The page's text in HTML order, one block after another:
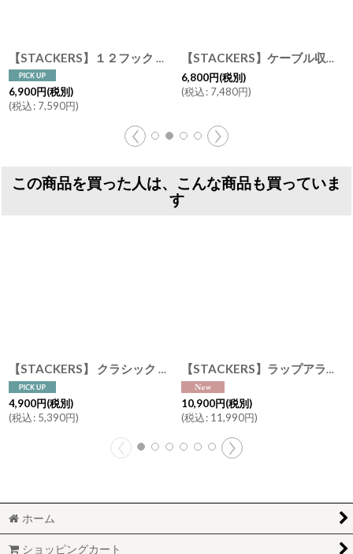
【STACKERS】１２フック ジュエリースタンド 12 Hook Jewellery Stand スタッカーズ
6,900円(税別)
(税込: 7,590円)
【STACKERS】ケーブル収納バッグ Cable Tidy ペブルブラック Pebble Black メンズ スタッカーズ イギリス ロンドン
6,800円(税別)
(税込: 7,480円)
この商品を買った人は、こんな商品も買っていま
す
【STACKERS】 クラシック ジュエリーボックス 3sec ブラック Black スタッカーズ ロンドン イギリス
4,900円(税別)
(税込: 5,390円)
【STACKERS】ラップアラウンド メイクアップ バッグ Wrap Around Makeup Bag トープ グレージュ Taupe スタッカーズ イギリス ロンドン
10,900円(税別)
(税込: 11,990円)
ホーム
ショッピングカート